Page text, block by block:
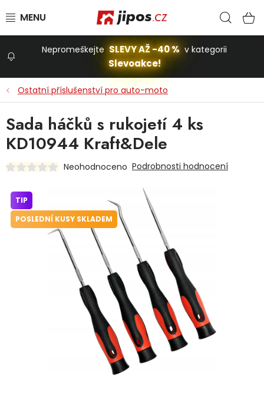
Stavba a dům
Domácnost
Dětská hřiště
Autodoplňky
Nepromeškejte SLEVY AŽ -40 % v kategorii
Slevoakce!
Ostatní příslušenství pro auto-moto
Sada háčků s rukojetí 4 ks
KD10944 Kraft&Dele
Neohodnoceno Podrobnosti hodnocení
TIP
POSLEDNÍ KUSY SKLADEM